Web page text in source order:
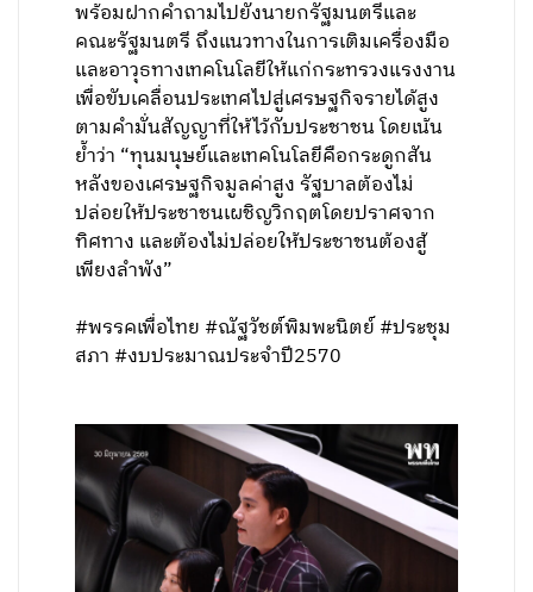
พร้อมฝากคำถามไปยังนายกรัฐมนตรีและ
คณะรัฐมนตรี ถึงแนวทางในการเติมเครื่องมือ
และอาวุธทางเทคโนโลยีให้แก่กระทรวงแรงงาน
เพื่อขับเคลื่อนประเทศไปสู่เศรษฐกิจรายได้สูง
ตามคำมั่นสัญญาที่ให้ไว้กับประชาชน โดยเน้น
ย้ำว่า “ทุนมนุษย์และเทคโนโลยีคือกระดูกสัน
หลังของเศรษฐกิจมูลค่าสูง รัฐบาลต้องไม่
ปล่อยให้ประชาชนเผชิญวิกฤตโดยปราศจาก
ทิศทาง และต้องไม่ปล่อยให้ประชาชนต้องสู้
เพียงลำพัง”
#พรรคเพื่อไทย #ณัฐวัชต์พิมพะนิตย์ #ประชุม
สภา #งบประมาณประจำปี2570